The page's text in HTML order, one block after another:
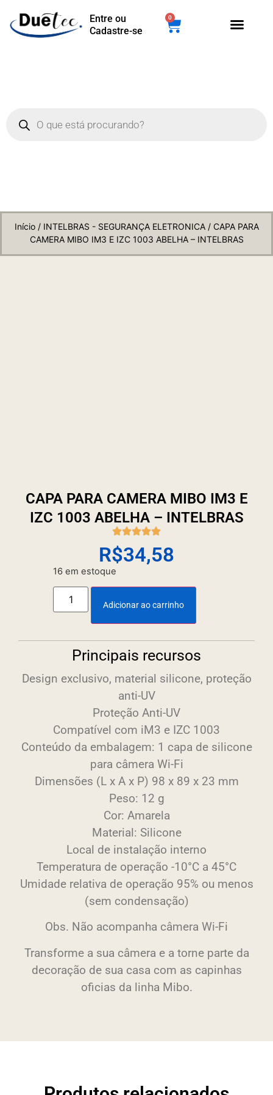
Entre ou
Cadastre-se
0
Início/ INTELBRAS - SEGURANÇA ELETRONICA/ CAPA PARA
CAMERA MIBO IM3 E IZC 1003 ABELHA – INTELBRAS
CAPA PARA CAMERA MIBO IM3 E
IZC 1003 ABELHA – INTELBRAS
R$34,58
16 em estoque
Adicionar ao carrinho
Principais recursos
Design exclusivo, material silicone, proteção
anti-UV
Proteção Anti-UV
Compatível com iM3 e IZC 1003
Conteúdo da embalagem: 1 capa de silicone
para câmera Wi-Fi
Dimensões (L x A x P) 98 x 89 x 23 mm
Peso: 12 g
Cor: Amarela
Material: Silicone
Local de instalação interno
Temperatura de operação -10°C a 45°C
Umidade relativa de operação 95% ou menos
(sem condensação)
Obs. Não acompanha câmera Wi-Fi
Transforme a sua câmera e a torne parte da
decoração de sua casa com as capinhas
oficias da linha Mibo.